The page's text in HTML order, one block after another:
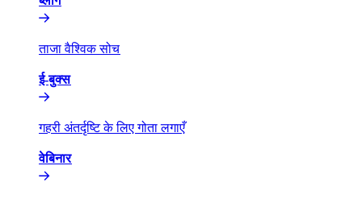
ताजा वैश्विक सोच​​
ई-बुक्स​​
गहरी अंतर्दृष्टि के लिए गोता लगाएँ​​
वेबिनार​​